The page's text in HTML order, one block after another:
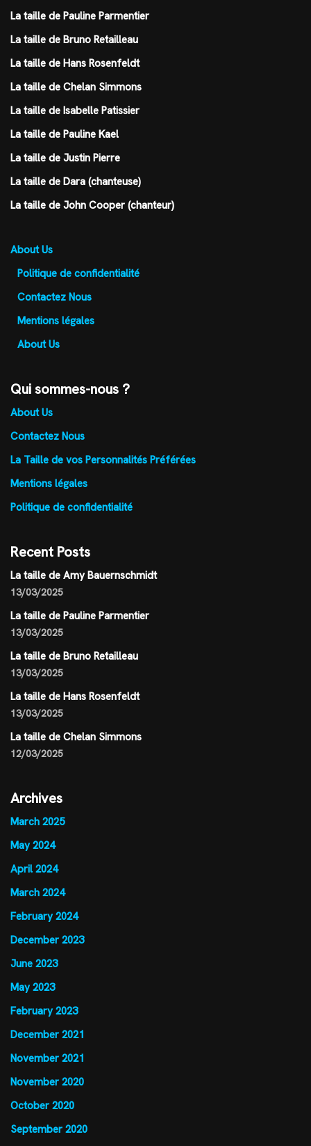
La taille de Pauline Parmentier
La taille de Bruno Retailleau
La taille de Hans Rosenfeldt
La taille de Chelan Simmons
La taille de Isabelle Patissier
La taille de Pauline Kael
La taille de Justin Pierre
La taille de Dara (chanteuse)
La taille de John Cooper (chanteur)
About Us
Politique de confidentialité
Contactez Nous
Mentions légales
About Us
Qui sommes-nous ?
About Us
Contactez Nous
La Taille de vos Personnalités Préférées
Mentions légales
Politique de confidentialité
Recent Posts
La taille de Amy Bauernschmidt
13/03/2025
La taille de Pauline Parmentier
13/03/2025
La taille de Bruno Retailleau
13/03/2025
La taille de Hans Rosenfeldt
13/03/2025
La taille de Chelan Simmons
12/03/2025
Archives
March 2025
May 2024
April 2024
March 2024
February 2024
December 2023
June 2023
May 2023
February 2023
December 2021
November 2021
November 2020
October 2020
September 2020